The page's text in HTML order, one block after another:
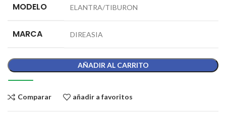
MODELO ELANTRA/TIBURON
MARCA DIREASIA
AÑADIR AL CARRITO
Comparar añadir a favoritos